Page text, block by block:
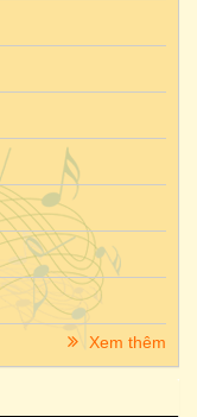
Xem thêm